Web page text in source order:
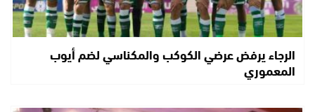
الرجاء يرفض عرضي الكوكب والمكناسي لضم أيوب
المعموري